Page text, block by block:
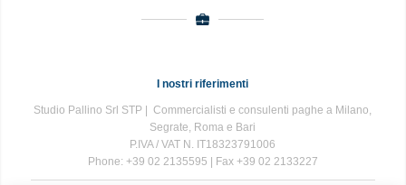
I nostri riferimenti
Studio Pallino Srl STP | Commercialisti e consulenti paghe a Milano,
Segrate, Roma e Bari
P.IVA / VAT N. IT18323791006
Phone: +39 02 2135595 | Fax +39 02 2133227